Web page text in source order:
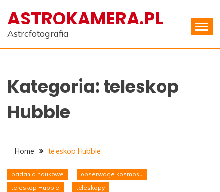
content
ASTROKAMERA.PL
Astrofotografia
Kategoria:teleskop
Hubble
Home teleskop Hubble
badania naukowe
obserwacje kosmosu
teleskop Hubble
teleskopy